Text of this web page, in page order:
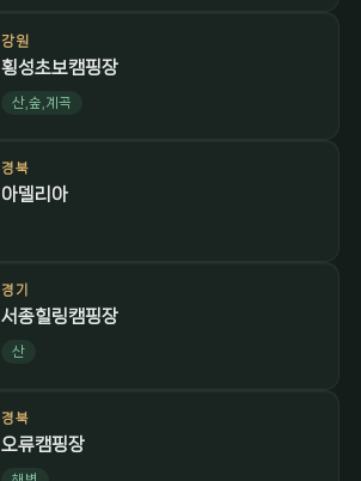
강원
횡성초보캠핑장
산,숲,계곡
경북
아델리아
경기
서종힐링캠핑장
산
경북
오류캠핑장